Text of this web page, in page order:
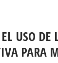
USO DE LA
PARA